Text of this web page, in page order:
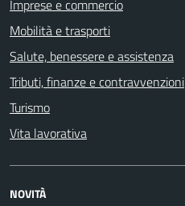
Imprese e commercio
Mobilità e trasporti
Salute, benessere e assistenza
Tributi, finanze e contravvenzioni
Turismo
Vita lavorativa
NOVITÀ